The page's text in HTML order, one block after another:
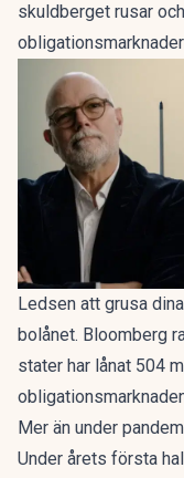
skuldberget rusar
Ledsen att grusa
bolånet. Bloomberg
stater har lånat 504
Mer än under
Under årets första